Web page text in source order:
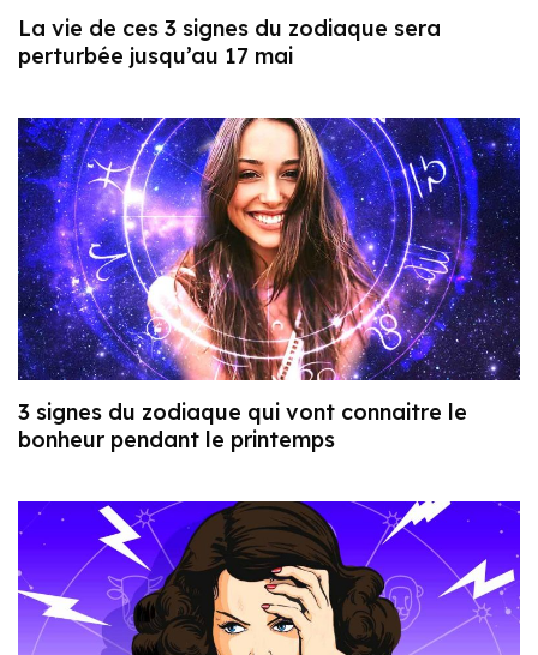
La vie de ces 3 signes du zodiaque sera
perturbée jusqu’au 17 mai
3 signes du zodiaque qui vont connaitre le
bonheur pendant le printemps